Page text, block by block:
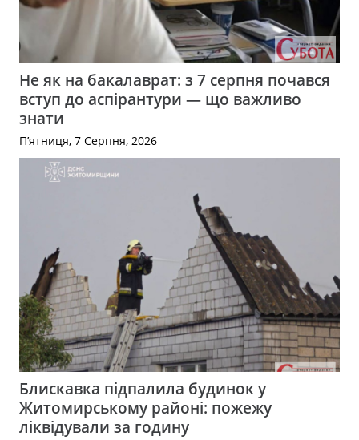
Не як на бакалаврат: з 7 серпня почався
вступ до аспірантури — що важливо
знати
П’ятниця, 7 Серпня, 2026
Блискавка підпалила будинок у
Житомирському районі: пожежу
ліквідували за годину